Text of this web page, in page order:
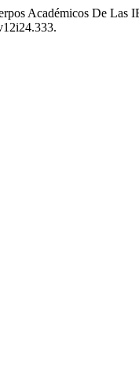
Académicos De Las